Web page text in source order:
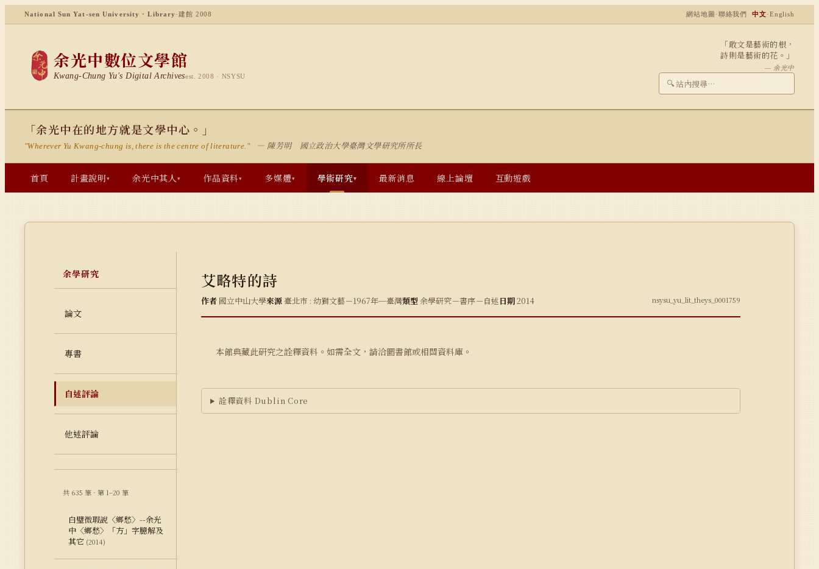
National Sun Yat-sen University · Library ·建館 2008 網站地圖 ·聯絡我們 中文·English
余光中數位文學館
Kwang-Chung Yu's Digital Archivesest. 2008 · NSYSU
「敢文是藝術的根，
詩則是藝術的花。」
— 余光中
🔍
「余光中在的地方就是文學中心。」
"Wherever Yu Kwang-chung is, there is the centre of literature." — 陳芳明 國立政治大學臺灣文學研究所所長
首頁 計畫說明▾ 余光中其人▾ 作品資料▾ 多媒體▾ 學術研究▾ 最新消息 線上論壇 互動遊戲
余學研究
論文
專書
自述評論
他述評論
共 635 筆 · 第 1–20 筆
白璧微瑕說〈鄉愁〉--余光
中〈鄉愁〉「方」字臆解及
其它 (2014)
艾略特的詩
作者 國立中山大學來源臺北市 : 幼獅文藝－1967年─臺灣類型 余學研究－書序－自述日期2014 nsysu_yu_lit_theys_0001759
本館典藏此研究之詮釋資料。如需全文，請洽圖書館或相關資料庫。
詮釋資料 Dublin Core